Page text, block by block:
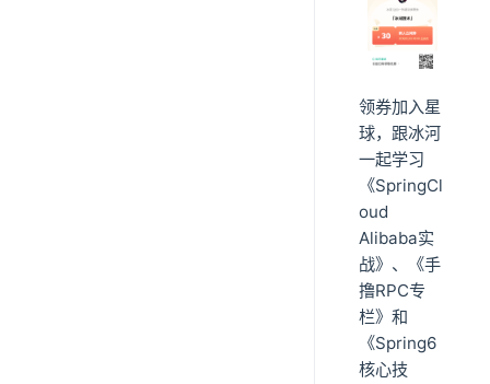
领券加入星
球，跟冰河
一起学习
《SpringCl
oud
Alibaba实
战》、《手
撸RPC专
栏》和
《Spring6
核心技